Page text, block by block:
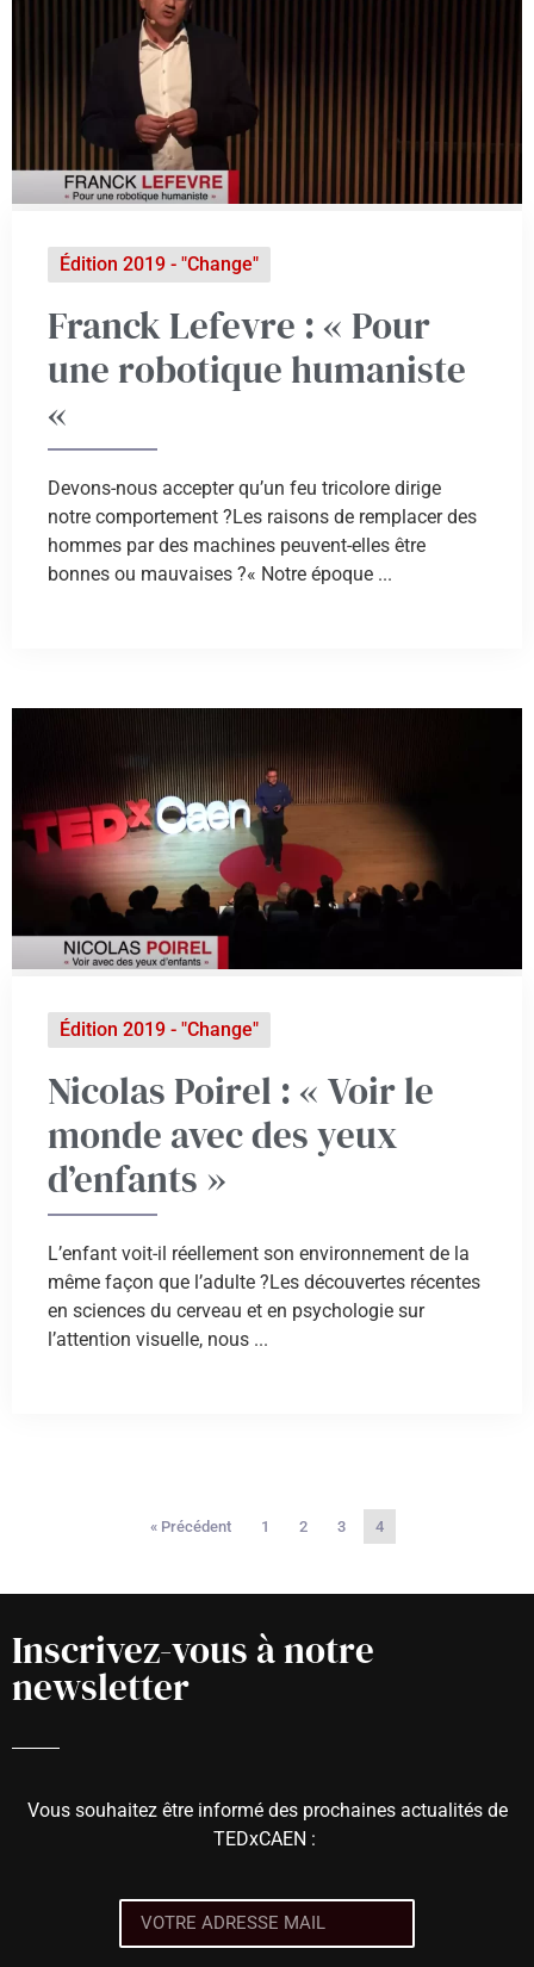
Édition 2019 - "Change"
Franck Lefevre : « Pour
une robotique humaniste
«
Devons-nous accepter qu’un feu tricolore dirige
notre comportement ?Les raisons de remplacer des
hommes par des machines peuvent-elles être
bonnes ou mauvaises ?« Notre époque ...
Édition 2019 - "Change"
Nicolas Poirel : « Voir le
monde avec des yeux
d’enfants »
L’enfant voit-il réellement son environnement de la
même façon que l’adulte ?Les découvertes récentes
en sciences du cerveau et en psychologie sur
l’attention visuelle, nous ...
« Précédent 1 2 3 4
Inscrivez-vous à notre
newsletter
Vous souhaitez être informé des prochaines actualités de
TEDxCAEN :